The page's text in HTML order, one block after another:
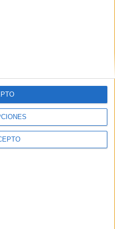
regístresepara comentar